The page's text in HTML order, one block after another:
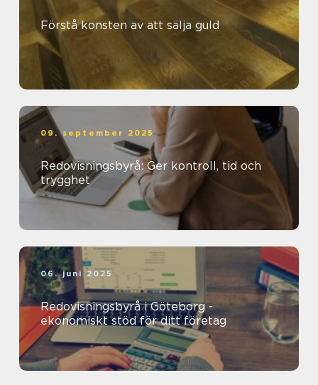
Förstå konsten av att sälja guld
09. september 2025
Redovisningsbyrå: Ger kontroll, tid och
trygghet
06. juni 2025
Redovisningsbyrå i Göteborg -
ekonomiskt stöd för ditt företag